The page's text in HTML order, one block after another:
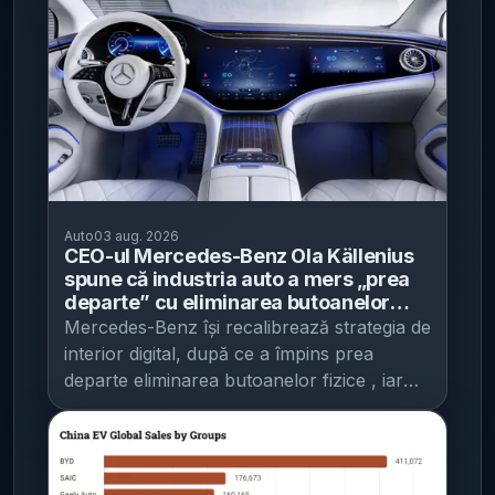
motoarele electrice ar adăuga aproximativ
800 CP. Când am putea afla răspunsul
Indiciile sugerează că dezvăluirea ar putea
avea loc la Monterey Car Week ,
evenimentul din SUA care începe în acest
weekend și care este, tradițional, o scenă
pentru lansări și proiecte de colecție în
cadrul pentru a prezenta oficial
„misteriosul” produs legat de W16, însă,
deocamdată, compania nu a oferit detalii
concrete despre natura lui.[...]
autovehiculului uzat. Unde mai există buget
și până când se fac înscrieri Sesiunea
pentru achiziționarea autovehiculelor noi
cu propulsie termică (ardere internă,
inclusiv GPL/GNC) și pentru autovehiculele
cu propulsie hibrid este încă în derulare.
Bugetul disponibil indicat de AFM este de
35.302.000 de lei , iar înscrierile se pot face
epuizarea bugetului. Lista dosarelor
aprobate este publicată pe site-ul AFM, la
secțiunea Programului Rabla Auto pentru
persoane fizice, conform informațiilor
transmise de instituție.[...]
trimestrul II 2026, autoturismele noi au
reprezentat 31,5% din totalul
înmatriculărilor noi de autoturisme, cu 7,8
puncte procentuale peste nivelul din
trimestrul II 2025. Dinamica „vehiculelor
noi”: avans la autoturisme, recul la
autobuze și microbuze Pentru
înmatriculările noi de vehicule rutiere noi
indică: creștere la mopede și motociclete :
+28,1% ; creștere la autoturisme : +20,7% ;
scădere la autobuze și microbuze : -14,3%
. Transportul de mărfuri: scăderi pe unele
categorii, dar „vehiculele noi” cresc pe linie
Pe segmentul vehiculelor rutiere pentru
transportul mărfurilor, INS consemnează:
creștere la autotractoare : +7,2% ; scădere
la autocamioane (inclusiv vehicule pentru
scopuri speciale): -9,3% ; scădere la
notează că tranzacția este structurată prin
obligațiuni convertibile. KG Mobility a
precizat că, dacă obligațiunile vor fi
convertite în acțiuni, Chery ar ajunge să
dețină aproximativ 10% din compania sud-
coreeană. Pentru Chery, miza declarată
este consolidarea influenței pe piețele
producătorii auto chinezi caută tot mai des
parteneriate cu constructori tradiționali din
afara Chinei, inclusiv pentru a valorifica
fabrici cu grad redus de utilizare. Ce
urmărește Chery: producție comună și
cooperare comercială Zhang Guibing,
spus la Seul că grupul are mai multe baze
de producție la nivel global și vede potențial
ca acestea să devină un teren important de
Auto03 aug. 2026
CEO-ul Mercedes-Benz Ola Källenius
spune că industria auto a mers „prea
departe” cu eliminarea butoanelor
fizice - compania readuce comenzi pe
volan și promite revenirea unor
butoane, alături de ecrane mari
Mercedes-Benz își recalibrează strategia de
interior digital, după ce a împins prea
departe eliminarea butoanelor fizice , iar
direcția anunțată este una de „coexistență”
între ecrane mari și comenzi tactile clasice,
potrivit IT之家 . Mesajul vine pe fondul
criticilor din partea unei părți a clienților,